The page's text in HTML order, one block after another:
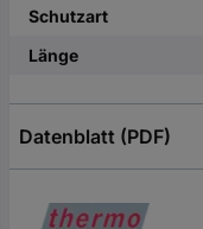
Schutzart
Länge
Datenblatt (PDF)